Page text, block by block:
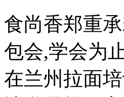
食尚香郑重
包会,学会为
在兰州拉面